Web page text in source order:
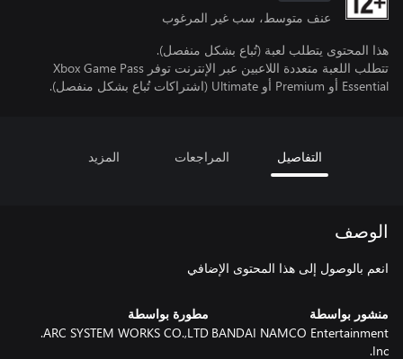
عنف متوسط، سب غير المرغوب
هذا المحتوى يتطلب لعبة (تُباع بشكل منفصل).
تتطلب اللعبة متعددة اللاعبين عبر الإنترنت توفر Xbox Game Pass
Essential أو Premium أو Ultimate (اشتراكات تُباع بشكل منفصل).
التفاصيل المراجعات المزيد
الوصف
انعم بالوصول إلى هذا المحتوى الإضافي
منشور بواسطة
BANDAI NAMCO Entertainment
Inc.
مطورة بواسطة
ARC SYSTEM WORKS CO.,LTD.